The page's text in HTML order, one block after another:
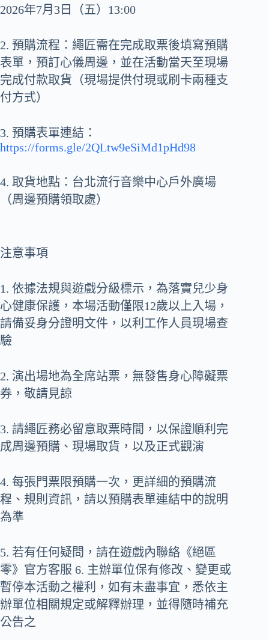
2026年7月3日（五）13:00
2. 預購流程：繩匠需在完成取票後填寫預購
表單，預訂心儀周邊，並在活動當天至現場
完成付款取貨（現場提供付現或刷卡兩種支
付方式）
3. 預購表單連結：
https://forms.gle/2QLtw9eSiMd1pHd98
4. 取貨地點：台北流行音樂中心戶外廣場
（周邊預購領取處）
注意事項
1. 依據法規與遊戲分級標示，為落實兒少身
心健康保護，本場活動僅限12歲以上入場，
請備妥身分證明文件，以利工作人員現場查
驗
2. 演出場地為全席站票，無發售身心障礙票
券，敬請見諒
3. 請繩匠務必留意取票時間，以保證順利完
成周邊預購、現場取貨，以及正式觀演
4. 每張門票限預購一次，更詳細的預購流
程、規則資訊，請以預購表單連結中的說明
為準
5. 若有任何疑問，請在遊戲內聯絡《絕區
零》官方客服 6. 主辦單位保有修改、變更或
暫停本活動之權利，如有未盡事宜，悉依主
辦單位相關規定或解釋辦理，並得隨時補充
公告之